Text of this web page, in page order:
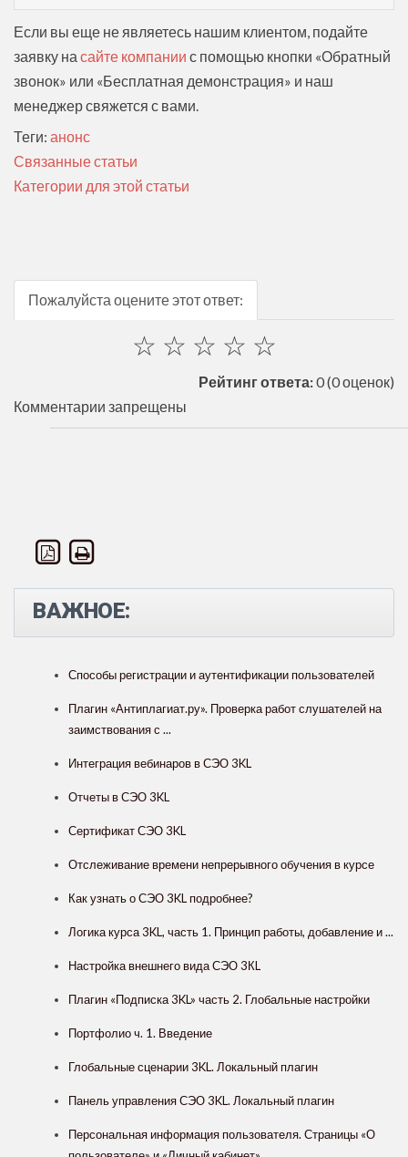
Если вы еще не являетесь нашим клиентом, подайте
заявку на сайте компании с помощью кнопки «Обратный
звонок» или «Бесплатная демонстрация» и наш
менеджер свяжется с вами.
Теги: анонс
Связанные статьи
Категории для этой статьи
Пожалуйста оцените этот ответ:
☆
☆
☆
☆
☆
Рейтинг ответа:0(0 оценок)
Комментарии запрещены
ВАЖНОЕ:
Способы регистрации и аутентификации пользователей
Плагин «Антиплагиат.ру». Проверка работ слушателей на
заимствования с ...
Интеграция вебинаров в СЭО 3KL
Отчеты в СЭО 3KL
Сертификат СЭО 3KL
Отслеживание времени непрерывного обучения в курсе
Как узнать о СЭО 3KL подробнее?
Логика курса 3KL, часть 1. Принцип работы, добавление и ...
Настройка внешнего вида СЭО 3КL
Плагин «Подписка 3KL» часть 2. Глобальные настройки
Портфолио ч. 1. Введение
Глобальные сценарии 3KL. Локальный плагин
Панель управления СЭО 3KL. Локальный плагин
Персональная информация пользователя. Страницы «О